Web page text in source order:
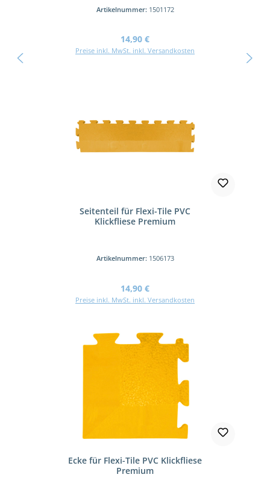
Artikelnummer: 1501172
Regulärer Preis:
14,90 €
Preise inkl. MwSt. inkl. Versandkosten
Seitenteil für Flexi-Tile PVC
Klickfliese Premium
Artikelnummer: 1506173
Regulärer Preis:
14,90 €
Preise inkl. MwSt. inkl. Versandkosten
Ecke für Flexi-Tile PVC Klickfliese
Premium